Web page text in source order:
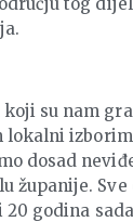
su nam
lokalni
dosad
županije. Sve
20 godina